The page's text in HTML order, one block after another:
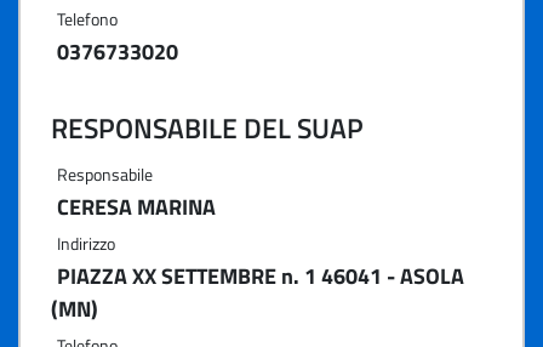
Telefono
0376733020
RESPONSABILE DEL SUAP
Responsabile
CERESA MARINA
Indirizzo
PIAZZA XX SETTEMBRE n. 1 46041 - ASOLA
(MN)